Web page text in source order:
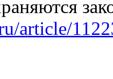
article/